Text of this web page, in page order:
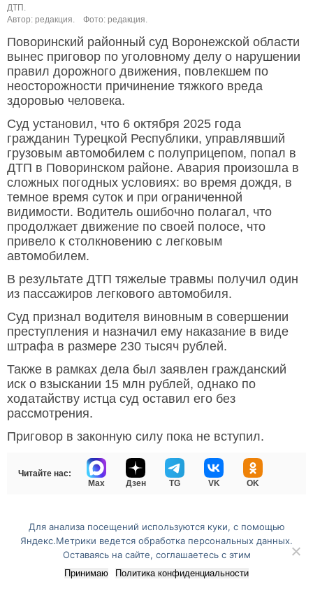
ДТП.
Автор: редакция.
Фото: редакция.
Поворинский районный суд Воронежской области
вынес приговор по уголовному делу о нарушении
правил дорожного движения, повлекшем по
неосторожности причинение тяжкого вреда
здоровью человека.
Суд установил, что 6 октября 2025 года
гражданин Турецкой Республики, управлявший
грузовым автомобилем с полуприцепом, попал в
ДТП в Поворинском районе. Авария произошла в
сложных погодных условиях: во время дождя, в
темное время суток и при ограниченной
видимости. Водитель ошибочно полагал, что
продолжает движение по своей полосе, что
привело к столкновению с легковым
автомобилем.
В результате ДТП тяжелые травмы получил один
из пассажиров легкового автомобиля.
Суд признал водителя виновным в совершении
преступления и назначил ему наказание в виде
штрафа в размере 230 тысяч рублей.
Также в рамках дела был заявлен гражданский
иск о взыскании 15 млн рублей, однако по
ходатайству истца суд оставил его без
рассмотрения.
Приговор в законную силу пока не вступил.
Читайте нас:
Max
Дзен TG VK OK
Перейти на полную версию сайта
Для анализа посещений используются куки, с помощью
Яндекс.Метрики ведется обработка персональных данных.
Оставаясь на сайте, соглашаетесь с этим
Принимаю Политика конфиденциальности